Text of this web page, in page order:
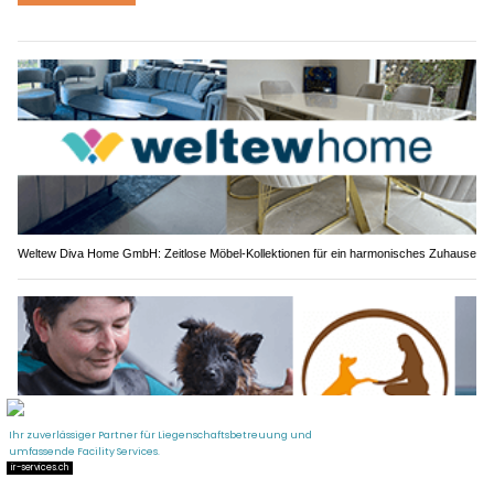
Weltew Diva Home GmbH: Zeitlose Möbel-Kollektionen für ein harmonisches Zuhause